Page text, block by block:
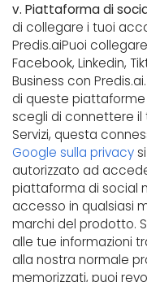
v. Piattaforma di
di collegare i tuoi
Predis.aiPuoi
Facebook, Linkedin,
Business con
di queste piattaforme
scegli di connettere il
Servizi, questa
Google sulla privacy
autorizzato ad
piattaforma di social
accesso in qualsiasi
marchi del prodotto.
alle tue informazioni
alla nostra normale
memorizzati, puoi